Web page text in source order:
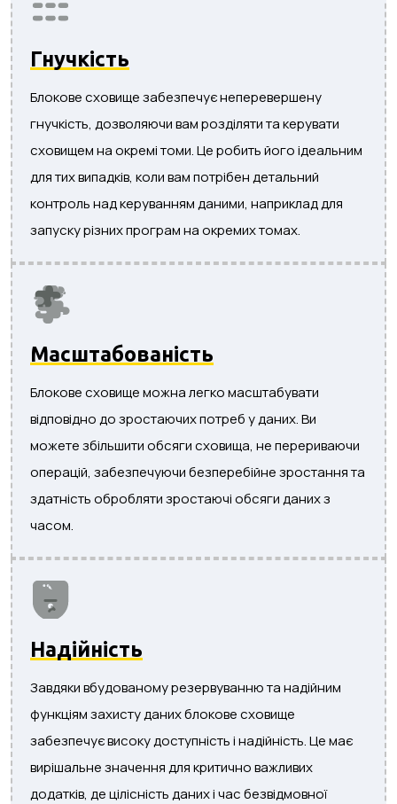
Гнучкість
Блокове сховище забезпечує неперевершену
гнучкість, дозволяючи вам розділяти та керувати
сховищем на окремі томи. Це робить його ідеальним
для тих випадків, коли вам потрібен детальний
контроль над керуванням даними, наприклад для
запуску різних програм на окремих томах.
Масштабованість
Блокове сховище можна легко масштабувати
відповідно до зростаючих потреб у даних. Ви
можете збільшити обсяги сховища, не перериваючи
операцій, забезпечуючи безперебійне зростання та
здатність обробляти зростаючі обсяги даних з
часом.
Надійність
Завдяки вбудованому резервуванню та надійним
функціям захисту даних блокове сховище
забезпечує високу доступність і надійність. Це має
вирішальне значення для критично важливих
додатків, де цілісність даних і час безвідмовної